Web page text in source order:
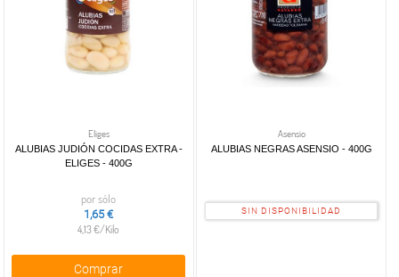
Eliges
ALUBIAS JUDIÓN COCIDAS EXTRA -
ELIGES - 400G
por sólo
1,65 €
4,13 €/Kilo
Comprar
Asensio
ALUBIAS NEGRAS ASENSIO - 400G
SIN DISPONIBILIDAD